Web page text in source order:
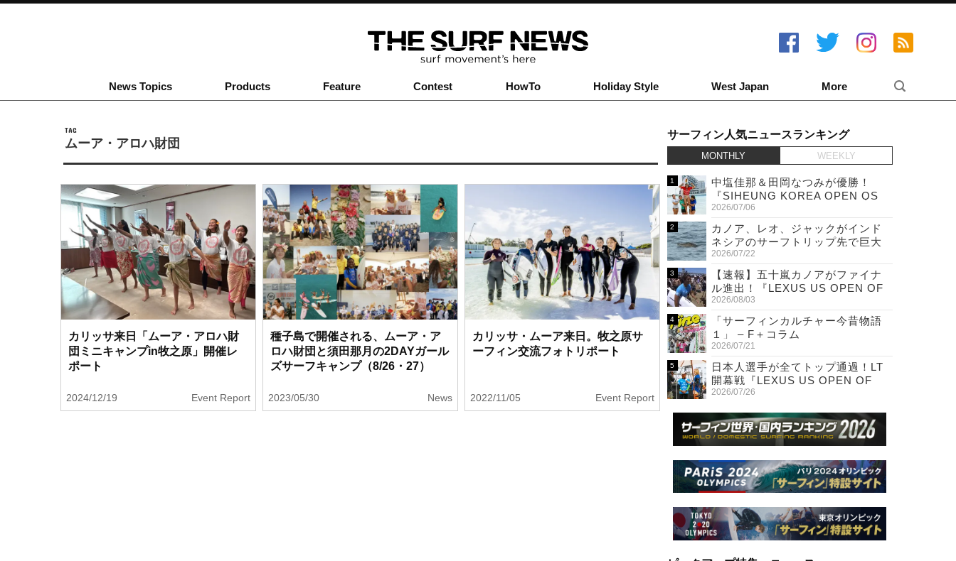
News Topics Products Feature Contest HowTo Holiday Style West Japan More
TAG
ムーア・アロハ財団
カリッサ来日「ムーア・アロハ財
団ミニキャンプin牧之原」開催レ
ポート
2024/12/19 Event Report
種子島で開催される、ムーア・ア
ロハ財団と須田那月の2DAYガール
ズサーフキャンプ（8/26・27）
2023/05/30 News
カリッサ・ムーア来日。牧之原サ
ーフィン交流フォトリポート
2022/11/05 Event Report
サーフィン人気ニュースランキング
MONTHLY WEEKLY
中塩佳那＆田岡なつみが優勝！
『SIHEUNG KOREA OPEN QS
6,000 & LQS』
2026/07/06
カノア、レオ、ジャックがインド
ネシアのサーフトリップ先で巨大
ワニと遭遇！
2026/07/22
【速報】五十嵐カノアがファイナ
ル進出！『LEXUS US OPEN OF
SURFING』
2026/08/03
「サーフィンカルチャー今昔物語
１」 – F＋コラム
2026/07/21
日本人選手が全てトップ通過！LT
開幕戦『LEXUS US OPEN OF
SURFING』初日
2026/07/26